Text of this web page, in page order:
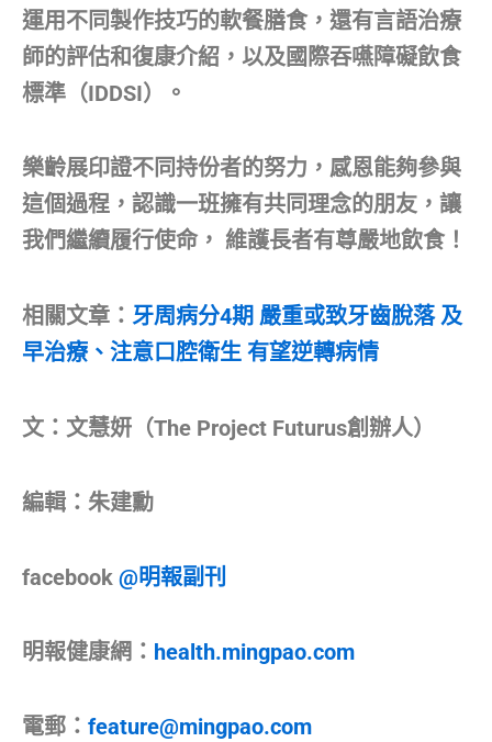
運用不同製作技巧的軟餐膳食，還有言語治療
師的評估和復康介紹，以及國際吞嚥障礙飲食
標準（IDDSI）。
樂齡展印證不同持份者的努力，感恩能夠參與
這個過程，認識一班擁有共同理念的朋友，讓
我們繼續履行使命， 維護長者有尊嚴地飲食！
相關文章： 牙周病分4期 嚴重或致牙齒脫落 及
早治療、注意口腔衛生 有望逆轉病情
文：文慧妍（The Project Futurus創辦人）
編輯：朱建勳
facebook @明報副刊
明報健康網： health.mingpao.com
電郵： feature@mingpao.com